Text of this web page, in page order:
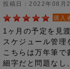
投稿日：2022年08月
購入
1ヶ月の予定を見
スケジュール管理
こちらは万年筆で
細字だと問題なし